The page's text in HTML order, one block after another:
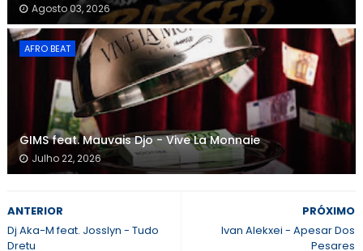
Agosto 03, 2026
AFRO BEAT
GIMS feat. Mauvais Djo - Vive La Monnaie
Julho 22, 2026
PRÓXIMO
Ivan Alekxei - Apesar Dos
Pesares
ANTERIOR
Dj Aka-M feat. Josslyn - Tudo
Dretu